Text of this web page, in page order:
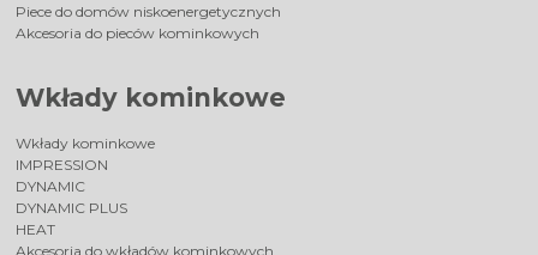
Piece do domów niskoenergetycznych
Akcesoria do pieców kominkowych
Wkłady kominkowe
Wkłady kominkowe
IMPRESSION
DYNAMIC
DYNAMIC PLUS
HEAT
Akcesoria do wkładów kominkowych